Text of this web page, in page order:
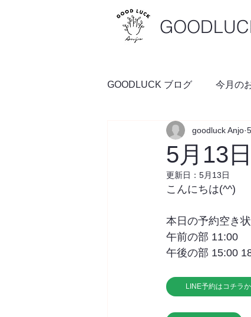
GOODLUCK ブログ 今月の
料理の時間 予約空き状
5月13
goodluck Anjo
更新日： 5月13日
こんにちは(^^)
本日の予約空き
午前の部 11:00
午後の部 15:00
LINE予約はコチラ